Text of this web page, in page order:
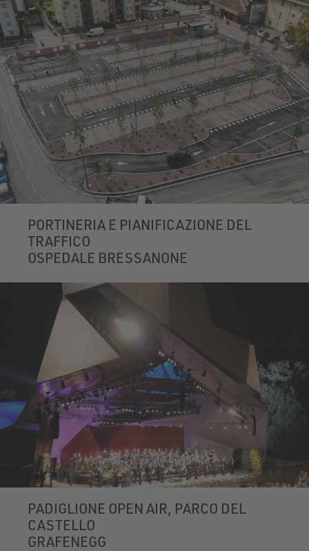
PORTINERIA E PIANIFICAZIONE DEL
TRAFFICO
OSPEDALE BRESSANONE
PADIGLIONE OPEN AIR, PARCO DEL
CASTELLO
GRAFENEGG